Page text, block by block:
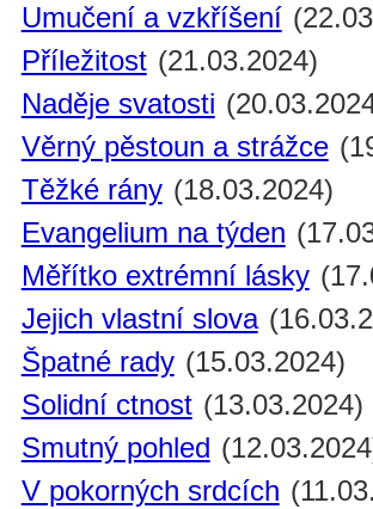
Umučení a vzkříšení
Příležitost (21.03.2024)
Naděje svatosti
Věrný pěstoun a strážce
Těžké rány (18.03.2024)
Evangelium na týden
Měřítko extrémní lásky
Jejich vlastní slova
Špatné rady (15.03.2024)
Solidní ctnost (13.03.2024)
Smutný pohled
V pokorných srdcích